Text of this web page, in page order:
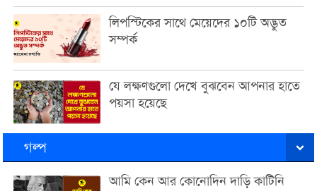
লিপস্টিকের সাথে মেয়েদের ১০টি অদ্ভুত
সম্পর্ক
যে লক্ষণগুলো দেখে বুঝবেন আপনার হাতে
পয়সা হয়েছে
গল্প
আমি কেন আর কোনোদিন দাড়ি কাটিনি